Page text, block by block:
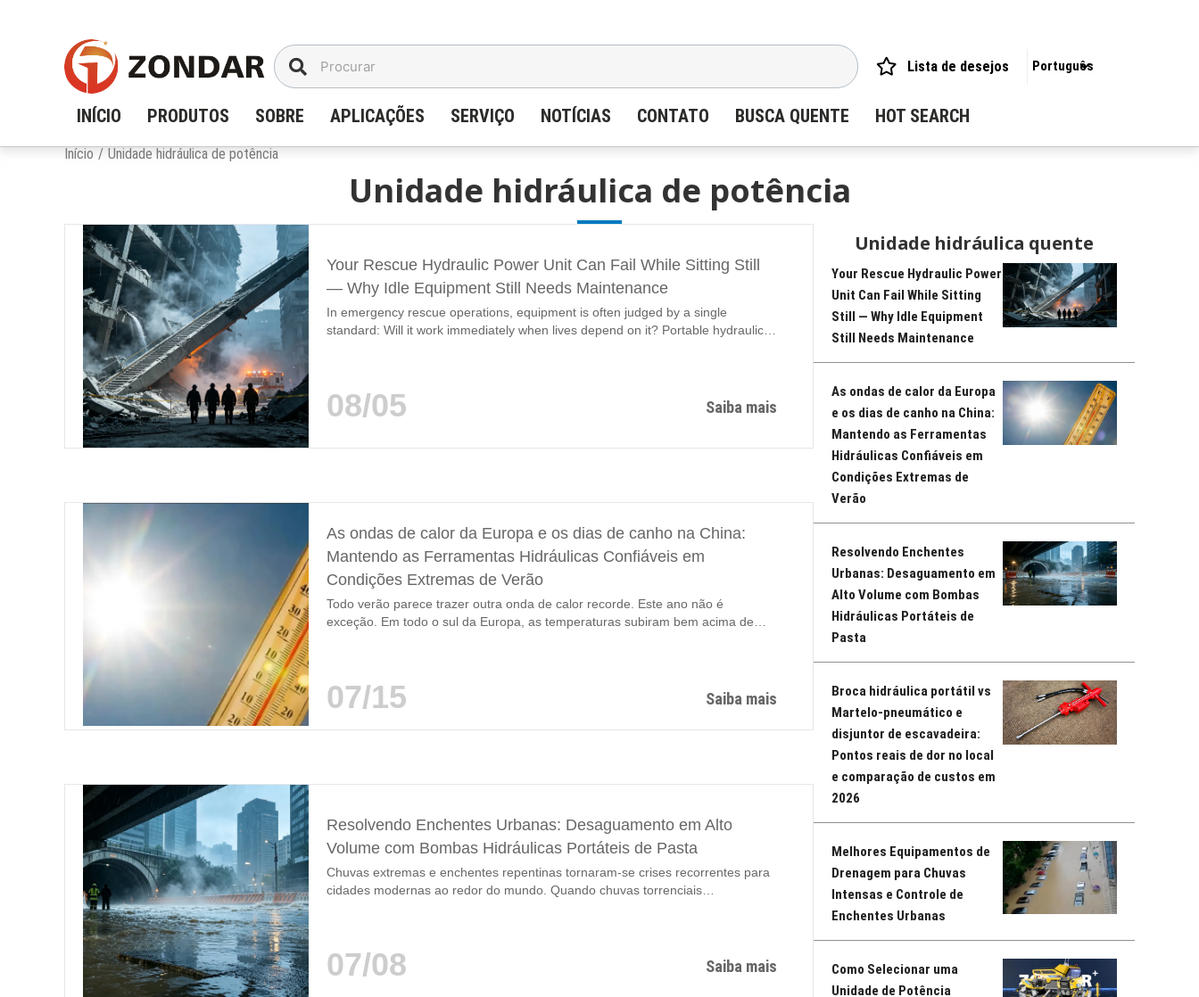
Lista de desejos Português
INÍCIO PRODUTOS SOBRE APLICAÇÕES SERVIÇO NOTÍCIAS CONTATO BUSCA QUENTE HOT SEARCH
Início / Unidade hidráulica de potência
Unidade hidráulica de potência
Your Rescue Hydraulic Power Unit Can Fail While Sitting Still
— Why Idle Equipment Still Needs Maintenance
In emergency rescue operations, equipment is often judged by a single
standard: Will it work immediately when lives depend on it? Portable hydraulic
reliability…
08/05 Saiba mais
As ondas de calor da Europa e os dias de canho na China:
Mantendo as Ferramentas Hidráulicas Confiáveis em
Condições Extremas de Verão
Todo verão parece trazer outra onda de calor recorde. Este ano não é
exceção. Em todo o sul da Europa, as temperaturas subiram bem acima de
alertaram sobre o potencial...
07/15 Saiba mais
Resolvendo Enchentes Urbanas: Desaguamento em Alto
Volume com Bombas Hidráulicas Portáteis de Pasta
Chuvas extremas e enchentes repentinas tornaram-se crises recorrentes para
cidades modernas ao redor do mundo. Quando chuvas torrenciais
caídos, resíduos plásticos e destroços de construção. Soluções tradicionais de
desaguamento — bombas fixas de drenagem, unidades submersíveis
07/08 Saiba mais
Unidade hidráulica quente
Your Rescue Hydraulic Power
Unit Can Fail While Sitting
Still — Why Idle Equipment
Still Needs Maintenance
As ondas de calor da Europa
e os dias de canho na China:
Mantendo as Ferramentas
Hidráulicas Confiáveis em
Condições Extremas de
Verão
Resolvendo Enchentes
Urbanas: Desaguamento em
Alto Volume com Bombas
Hidráulicas Portáteis de
Pasta
Broca hidráulica portátil vs
Martelo-pneumático e
disjuntor de escavadeira:
Pontos reais de dor no local
e comparação de custos em
2026
Melhores Equipamentos de
Drenagem para Chuvas
Intensas e Controle de
Enchentes Urbanas
Como Selecionar uma
Unidade de Potência